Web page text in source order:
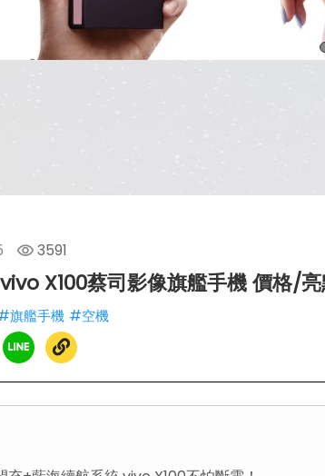
3591
vivo X100蔡司影像旗艦手機 價格/
旗艦手機 #空機